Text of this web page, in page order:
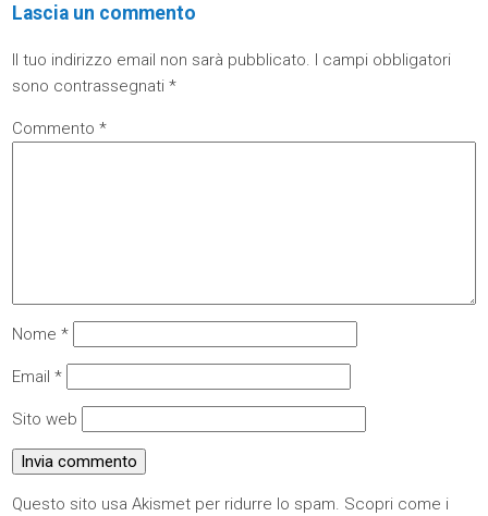
Lascia un commento
Il tuo indirizzo email non sarà pubblicato. I campi obbligatori
sono contrassegnati*
Commento*
Nome*
Email*
Sito web
Questo sito usa Akismet per ridurre lo spam. Scopri come i